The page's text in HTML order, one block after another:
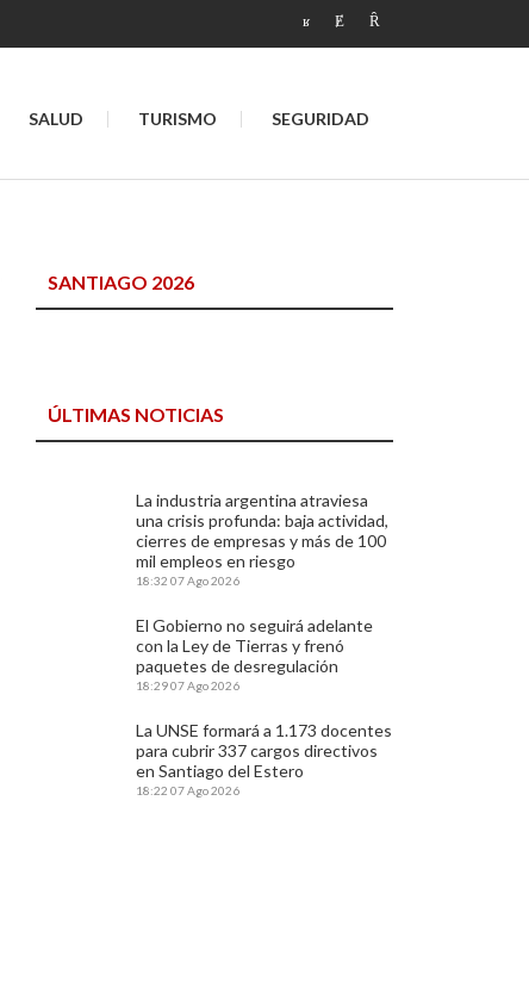
SALUD TURISMO SEGURIDAD
SANTIAGO 2026
ÚLTIMAS NOTICIAS
La industria argentina atraviesa
una crisis profunda: baja actividad,
cierres de empresas y más de 100
mil empleos en riesgo
18:32 07 Ago 2026
El Gobierno no seguirá adelante
con la Ley de Tierras y frenó
paquetes de desregulación
18:2907 Ago 2026
La UNSE formará a 1.173 docentes
para cubrir 337 cargos directivos
en Santiago del Estero
18:22 07 Ago 2026